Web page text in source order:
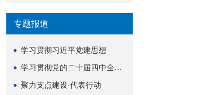
专题报道
学习贯彻习近平党建思想
学习贯彻党的二十届四中全会精神
聚力支点建设·代表行动